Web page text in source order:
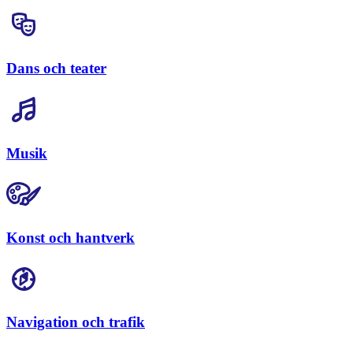
Dans och teater
Musik
Konst och hantverk
Navigation och trafik